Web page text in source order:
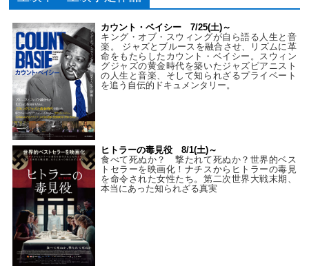
カウント・ベイシー 7/25(土)～
キング・オブ・スウィングが自ら語る人生と音
楽。 ジャズとブルースを融合させ、リズムに革
命をもたらしたカウント・ベイシー。スウィン
グジャズの黄金時代を築いたジャズピアニスト
の人生と音楽、そして知られざるプライベート
を追う自伝的ドキュメンタリー。
ヒトラーの毒見役 8/1(土)～
食べて死ぬか？ 撃たれて死ぬか？世界的ベス
トセラーを映画化！ナチスからヒトラーの毒見
を命令された女性たち。第二次世界大戦末期、
本当にあった知られざる真実